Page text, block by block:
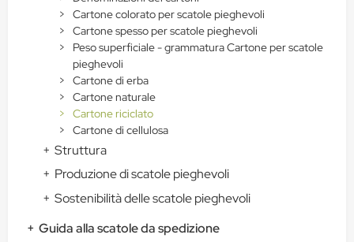
>
Cartone colorato per scatole pieghevoli
>
Cartone spesso per scatole pieghevoli
>
Peso superficiale - grammatura Cartone per scatole
pieghevoli
>
Cartone di erba
>
Cartone naturale
>
Cartone riciclato
>
Cartone di cellulosa
+ Struttura
+ Produzione di scatole pieghevoli
+ Sostenibilità delle scatole pieghevoli
+ Guida alla scatole da spedizione